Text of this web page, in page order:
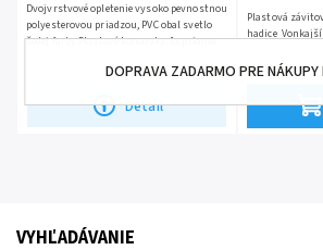
DOPRAVA ZADARMO PRE
Detail
Dvojvrstvové opletenie vysoko pevnostnou
polyesterovou priadzou, PVC obal svetlo
šedej farby.Plastové koncovky: 1x priama s
Plastová
hadice
VYHĽADÁVANIE